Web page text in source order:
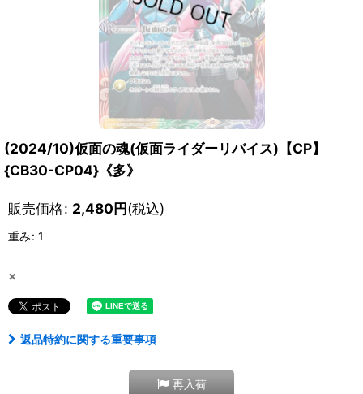
(2024/10)仮面の魂(仮面ライダーリバイス)【CP】
{CB30-CP04}《多》
販売価格: 2,480円(税込)
重み: 1
×
返品特約に関する重要事項
再入荷